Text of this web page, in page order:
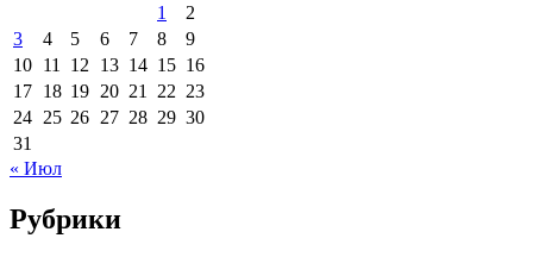
1
2
3
4 5 6 7 8
9
10 11 12 13 14 15 16
17 18 19 20 21 22 23
24 25 26 27 28 29 30
31
« Июл
Рубрики